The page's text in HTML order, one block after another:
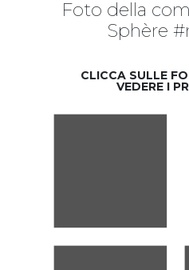
Foto della
Sphère
CLICCA SULLE
VEDERE I